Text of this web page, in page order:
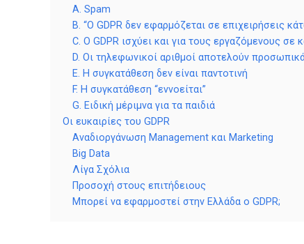
A. Spam
B. “Ο GDPR δεν εφαρμόζεται σε επιχειρήσεις
C. Ο GDPR ισχύει και για τους εργαζόμενους σε
D. Οι τηλεφωνικοί αριθμοί αποτελούν
E. Η συγκατάθεση δεν είναι παντοτινή
F. Η συγκατάθεση “εννοείται”
G. Ειδική μέριμνα για τα παιδιά
Οι ευκαιρίες του GDPR
Αναδιοργάνωση Management και Marketing
Big Data
Λίγα Σχόλια
Προσοχή στους επιτήδειους
Μπορεί να εφαρμοστεί στην Ελλάδα ο GDPR;